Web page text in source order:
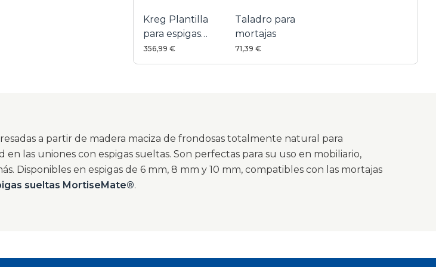
Kreg Plantilla
para espigas
flotantes
356,99 €
Taladro para
mortajas
71,39 €
a partir de madera maciza de frondosas totalmente natural para
en las uniones con espigas sueltas. Son perfectas para su uso en mobiliario,
Disponibles en espigas de 6 mm, 8 mm y 10 mm, compatibles con las mortajas
sueltas MortiseMate®.